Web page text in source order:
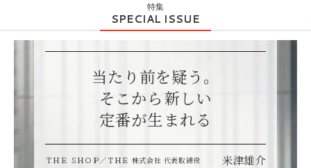
特集
SPECIAL ISSUE
当たり前を疑う。
そこから新しい
定番が生まれる
ＴＨＥ ＳＨＯＰ／ＴＨＥ 株式会社 代表取締役 米津雄介